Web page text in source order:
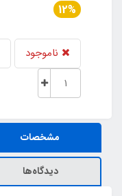
12%
ناموجود
مشخصات
دیدگاه‌ها